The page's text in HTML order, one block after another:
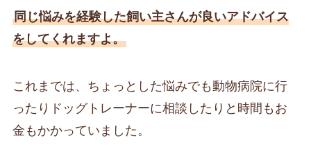
同じ悩みを経験した飼い主さんが良いアドバイス
をしてくれますよ。
これまでは、ちょっとした悩みでも動物病院に行
ったりドッグトレーナーに相談したりと時間もお
金もかかっていました。